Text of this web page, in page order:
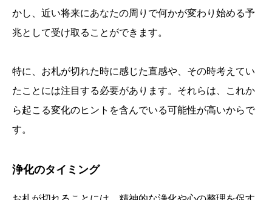
かし、近い将来にあなたの周りで何かが変わり始める予
兆として受け取ることができます。
特に、お札が切れた時に感じた直感や、その時考えてい
たことには注目する必要があります。それらは、これか
ら起こる変化のヒントを含んでいる可能性が高いからで
す。
浄化のタイミング